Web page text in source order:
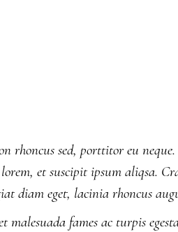
sed, porttitor eu
et suscipit ipsum aliqsa.
diam eget, lacinia rhoncus
fames ac turpis